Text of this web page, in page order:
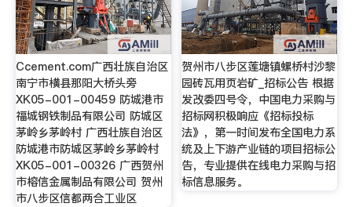
Ccement.com广西壮族自治区
南宁市横县那阳大桥头旁
XK05-001-00459 防城港市
福城钢铁制品有限公司 防城区
茅岭乡茅岭村 广西壮族自治区
防城港市防城区茅岭乡茅岭村
XK05-001-00326 广西贺州
市榕信金属制品有限公司 贺州
市八步区信都两合工业区
贺州市八步区莲塘镇螺桥村沙黎
园砖瓦用页岩矿_招标公告 根据
发改委四号令，中国电力采购与
招标网积极响应《招标投标
法》，第一时间发布全国电力系
统及上下游产业链的项目招标公
告，专业提供在线电力采购与招
标信息服务。